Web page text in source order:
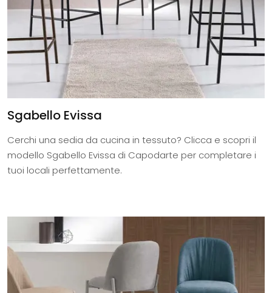
Sgabello Evissa
Cerchi una sedia da cucina in tessuto? Clicca e scopri il
modello Sgabello Evissa di Capodarte per completare i
tuoi locali perfettamente.